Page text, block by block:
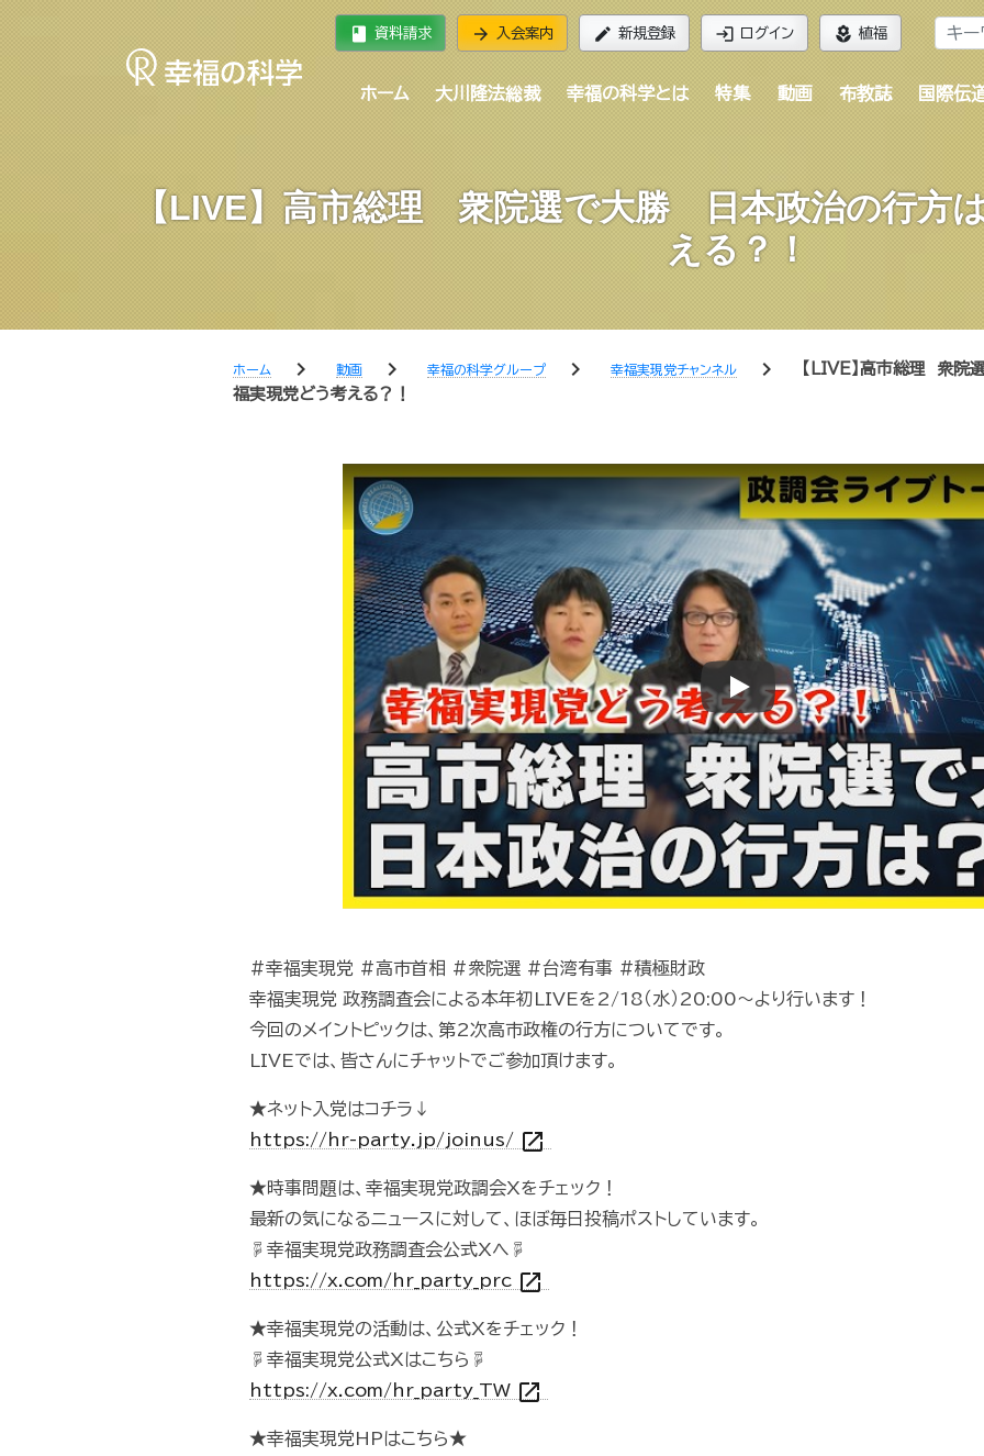
book 資料請求 arrow_forward 入会案内 edit 新規登録 login ログイン local_florist 植福
ホーム 大川隆法総裁 幸福の科学とは 特集 動画 布教誌 国際伝
【LIVE】高市総理 衆院選で大勝 日本政治の行方
える？！
ホーム chevron_right 動画 chevron_right 幸福の科学グループ chevron_right 幸福実現党チャンネル chevron_right
【LIVE】高市総理 衆院
福実現党どう考える？！
Play
#幸福実現党 #高市首相 #衆院選 #台湾有事 #積極財政
幸福実現党 政務調査会による本年初LIVEを2/18（水）20:00〜より行います！
今回のメイントピックは、第2次高市政権の行方についてです。
LIVEでは、皆さんにチャットでご参加頂けます。
★ネット入党はコチラ↓
https://hr-party.jp/joinus/ open_in_new
★時事問題は、幸福実現党政調会Xをチェック！
最新の気になるニュースに対して、ほぼ毎日投稿ポストしています。
☟幸福実現党政務調査会公式Xへ☟
https://x.com/hr_party_prc open_in_new
★幸福実現党の活動は、公式Xをチェック！
☟幸福実現党公式Xはこちら☟
https://x.com/hr_party_TW open_in_new
★幸福実現党HPはこちら★